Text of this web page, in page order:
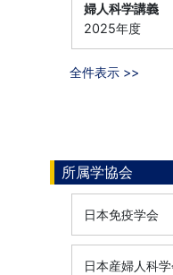
婦人科学講義
2025年度
全件表示 >>
所属学協会
日本免疫学会
日本産婦人科